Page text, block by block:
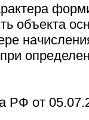
объекта
от